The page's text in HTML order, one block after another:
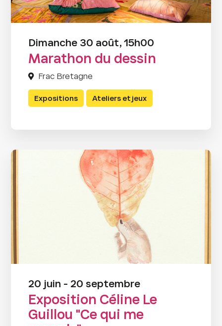
Dimanche 30 août, 15h00
Marathon du dessin
Frac Bretagne
Expositions Ateliers et jeux
20 juin - 20 septembre
Exposition Céline Le
Guillou "Ce qui me